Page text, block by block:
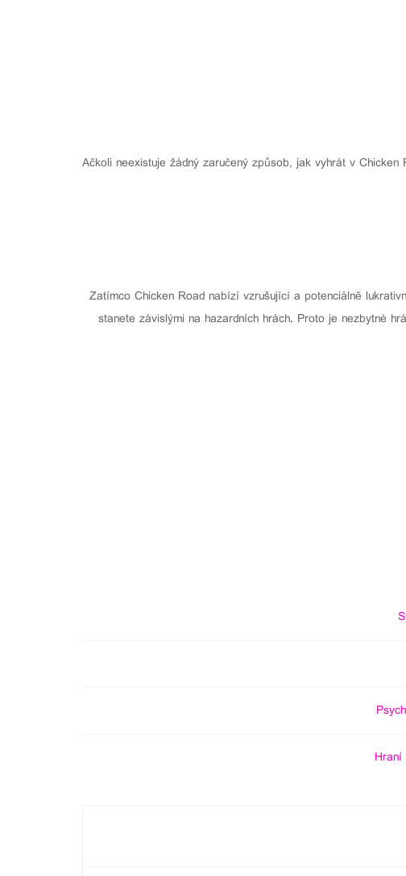
Ačkoli neexistuje žádný zaručený způsob, jak vyhrát v
Zatímco Chicken Road nabízí vzrušující a potenciálně
stanete závislými na hazardních hrách. Proto je nezbytné